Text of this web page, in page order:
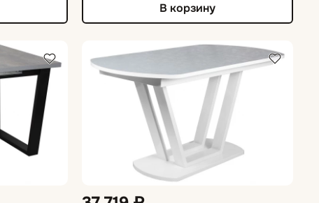
В корзину